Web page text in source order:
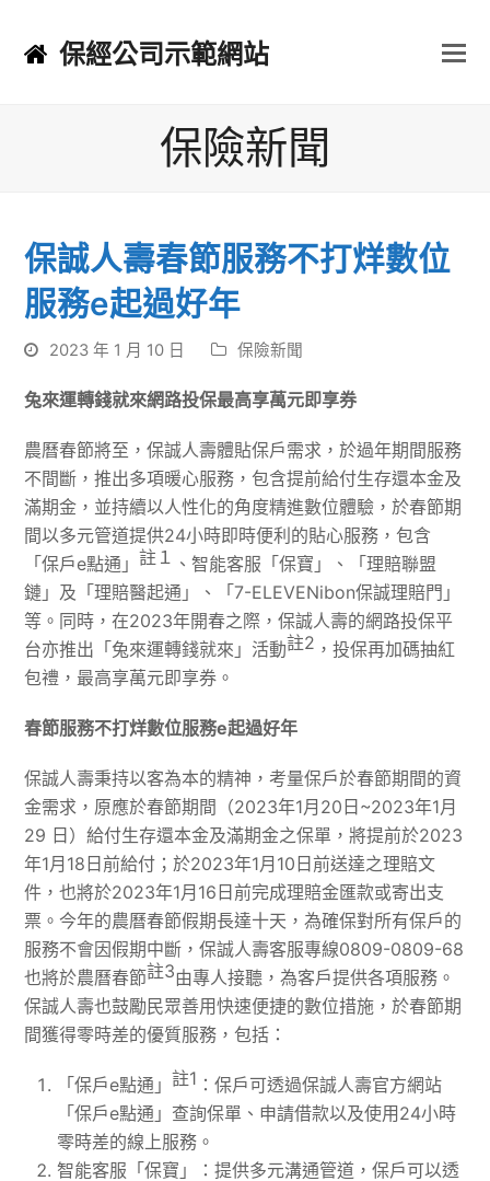
保經公司示範網站
保險新聞
保誠人壽春節服務不打烊數位
服務e起過好年
2023 年 1 月 10 日 保險新聞
兔來運轉錢就來網路投保最高享萬元即享券
農曆春節將至，保誠人壽體貼保戶需求，於過年期間服務
不間斷，推出多項暖心服務，包含提前給付生存還本金及
滿期金，並持續以人性化的角度精進數位體驗，於春節期
間以多元管道提供24小時即時便利的貼心服務，包含
「保戶e點通」 註１ 、智能客服「保寶」、「理賠聯盟
鏈」及「理賠醫起通」、「7-ELEVENibon保誠理賠門」
等。同時，在2023年開春之際，保誠人壽的網路投保平
台亦推出「兔來運轉錢就來」活動註2 ，投保再加碼抽紅
包禮，最高享萬元即享券。
春節服務不打烊數位服務e起過好年
保誠人壽秉持以客為本的精神，考量保戶於春節期間的資
金需求，原應於春節期間（2023年1月20日~2023年1月
29 日）給付生存還本金及滿期金之保單，將提前於2023
年1月18日前給付；於2023年1月10日前送達之理賠文
件，也將於2023年1月16日前完成理賠金匯款或寄出支
票。今年的農曆春節假期長達十天，為確保對所有保戶的
服務不會因假期中斷，保誠人壽客服專線0809-0809-68
也將於農曆春節註3由專人接聽，為客戶提供各項服務。
保誠人壽也鼓勵民眾善用快速便捷的數位措施，於春節期
間獲得零時差的優質服務，包括：
「保戶e點通」 註1 ：保戶可透過保誠人壽官方網站
「保戶e點通」查詢保單、申請借款以及使用24小時
零時差的線上服務。
智能客服「保寶」：提供多元溝通管道，保戶可以透